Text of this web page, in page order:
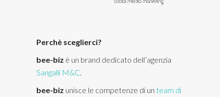
Perchè sceglierci?
bee-biz è un brand dedicato dell’agenzia
Sangalli M&C.
bee-biz unisce le competenze di un team di